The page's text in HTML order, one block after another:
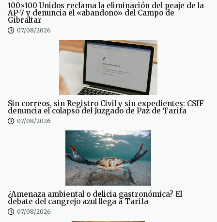
100×100 Unidos reclama la eliminación del peaje de la
AP-7 y denuncia el «abandono» del Campo de
Gibraltar
07/08/2026
Sin correos, sin Registro Civil y sin expedientes: CSIF
denuncia el colapso del Juzgado de Paz de Tarifa
07/08/2026
¿Amenaza ambiental o delicia gastronómica? El
debate del cangrejo azul llega a Tarifa
07/08/2026